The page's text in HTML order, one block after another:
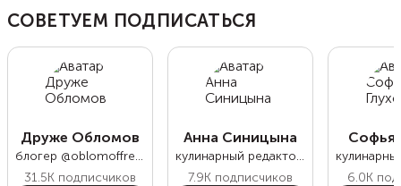
СОВЕТУЕМ ПОДПИСАТЬСЯ
Друже Обломов
блогер @oblomoffrecipe
31.5K подписчиков
Анна Синицына
кулинарный редактор Food.ru
7.9K подписчиков
Софья
6.0K